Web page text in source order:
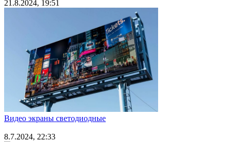
21.8.2024, 19:51
Видео экраны светодиодные
8.7.2024, 22:33